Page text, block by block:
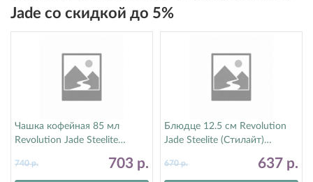
Jade со скидкой до 5%
Чашка кофейная 85 мл
Revolution Jade Steelite
703 р.
740р.
Блюдце 12.5 см Revolution
Jade Steelite (Стилайт)
637 р.
670р.